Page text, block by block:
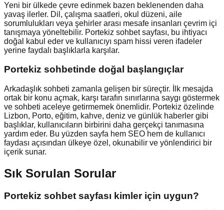
Yeni bir ülkede çevre edinmek bazen beklenenden daha
yavaş ilerler. Dil, çalışma saatleri, okul düzeni, aile
sorumlulukları veya şehirler arası mesafe insanları çevrim içi
tanışmaya yöneltebilir. Portekiz sohbet sayfası, bu ihtiyacı
doğal kabul eder ve kullanıcıyı spam hissi veren ifadeler
yerine faydalı başlıklarla karşılar.
Portekiz sohbetinde doğal başlangıçlar
Arkadaşlık sohbeti zamanla gelişen bir süreçtir. İlk mesajda
ortak bir konu açmak, karşı tarafın sınırlarına saygı göstermek
ve sohbeti aceleye getirmemek önemlidir. Portekiz özelinde
Lizbon, Porto, eğitim, kahve, deniz ve günlük haberler gibi
başlıklar, kullanıcıların birbirini daha gerçekçi tanımasına
yardım eder. Bu yüzden sayfa hem SEO hem de kullanıcı
faydası açısından ülkeye özel, okunabilir ve yönlendirici bir
içerik sunar.
Sık Sorulan Sorular
Portekiz sohbet sayfası kimler için uygun?